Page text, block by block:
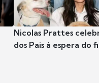
Nicolas Prattes
dos Pais à espera do